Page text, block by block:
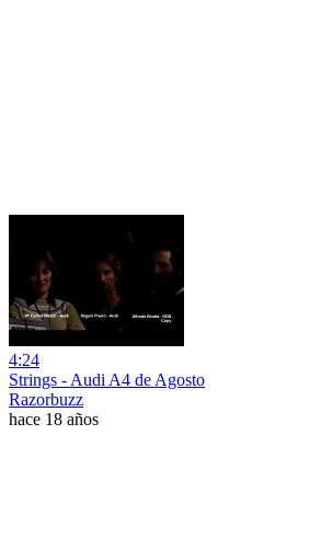
4:24
Strings - Audi A4 de Agosto
Razorbuzz
hace 18 años